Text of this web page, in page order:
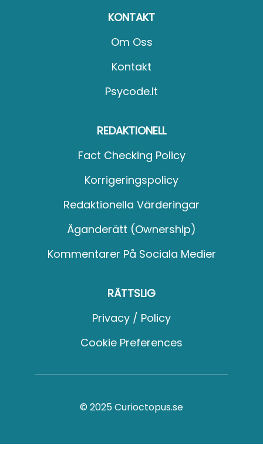
KONTAKT
Om Oss
Kontakt
Psycode.it
REDAKTIONELL
Fact Checking Policy
Korrigeringspolicy
Redaktionella Värderingar
Äganderätt (Ownership)
Kommentarer På Sociala Medier
RÄTTSLIG
Privacy / Policy
Cookie Preferences
© 2025 Curioctopus.se